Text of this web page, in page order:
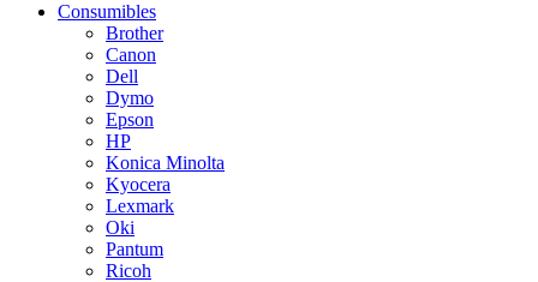
Consumibles
Brother
Canon
Dell
Dymo
Epson
HP
Konica Minolta
Kyocera
Lexmark
Oki
Pantum
Ricoh